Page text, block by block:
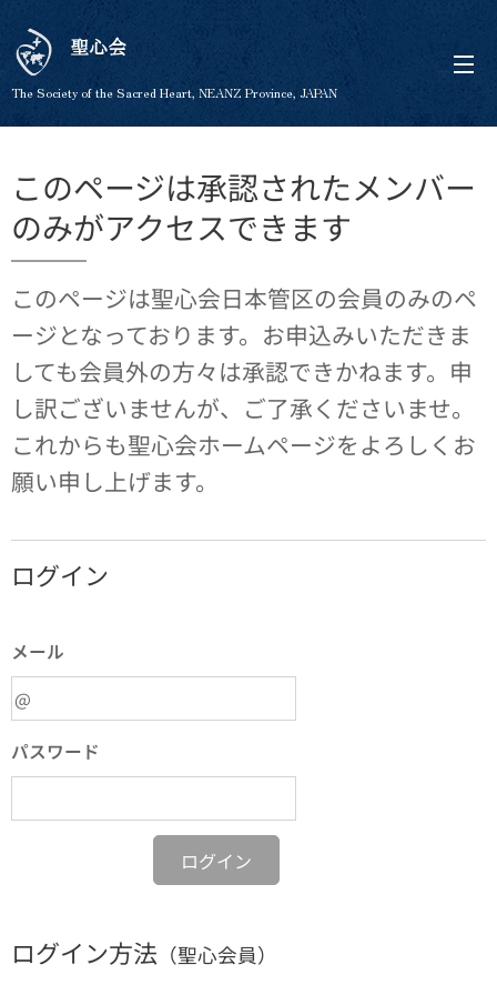
聖心会
The Society of the Sacred Heart, NEANZ Province, JAPAN
このページは承認されたメンバー
のみがアクセスできます
このページは聖心会日本管区の会員のみのペ
ージとなっております。お申込みいただきま
しても会員外の方々は承認できかねます。申
し訳ございませんが、ご了承くださいませ。
これからも聖心会ホームページをよろしくお
願い申し上げます。
ログイン
メール
パスワード
ログイン
ログイン方法 （聖心会員）